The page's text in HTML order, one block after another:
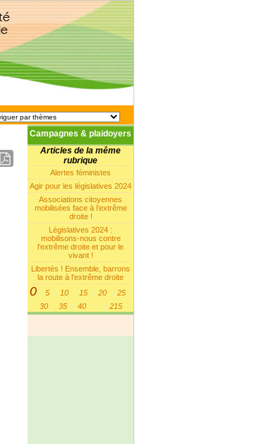
Campagnes & plaidoyers
Articles de la même
rubrique
Alertes féministes
Agir pour les législatives 2024
Associations citoyennes
mobilisées face à l’extrême
droite !
Législatives 2024 :
mobilisons-nous contre
l’extrême droite et pour le
vivant !
Libertés ! Ensemble, barrons
la route à l’extrême droite
0| 5 | 10 | 15 | 20 | 25 |
30 | 35 | 40 | | 215